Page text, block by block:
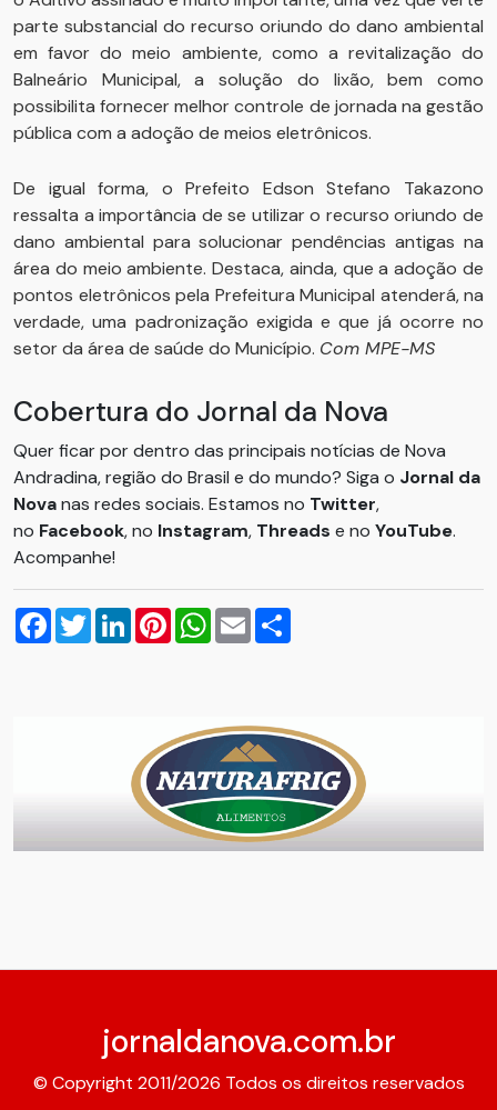
parte substancial do recurso oriundo do dano ambiental
em favor do meio ambiente, como a revitalização do
Balneário Municipal, a solução do lixão, bem como
possibilita fornecer melhor controle de jornada na gestão
pública com a adoção de meios eletrônicos.
De igual forma, o Prefeito Edson Stefano Takazono
ressalta a importância de se utilizar o recurso oriundo de
dano ambiental para solucionar pendências antigas na
área do meio ambiente. Destaca, ainda, que a adoção de
pontos eletrônicos pela Prefeitura Municipal atenderá, na
verdade, uma padronização exigida e que já ocorre no
setor da área de saúde do Município. Com MPE-MS
Cobertura do Jornal da Nova
Quer ficar por dentro das principais notícias de Nova
Andradina, região do Brasil e do mundo? Siga o Jornal da
Novanas redes sociais. Estamos no Twitter,
no Facebook, no Instagram, Threads e no YouTube.
Acompanhe!
Facebook
TwitterLinkedInPinterestWhatsApp
Email
jornaldanova.com.br
© Copyright 2011/2026 Todos os direitos reservados